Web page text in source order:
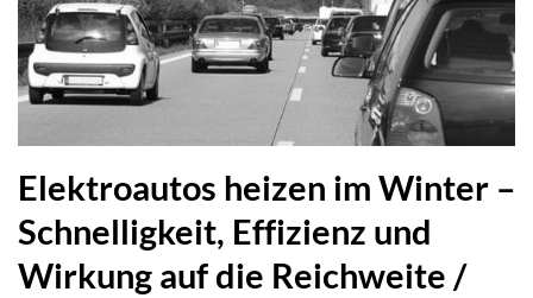
Elektroautos heizen im Winter –
Schnelligkeit, Effizienz und
Wirkung auf die Reichweite /